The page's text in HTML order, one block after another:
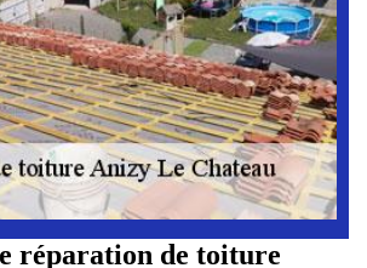
réparation de toiture